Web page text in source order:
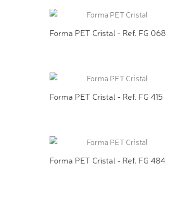
Forma PET Cristal - Ref. FG 068
Forma PET Cristal - Ref. FG 415
Forma PET Cristal - Ref. FG 484